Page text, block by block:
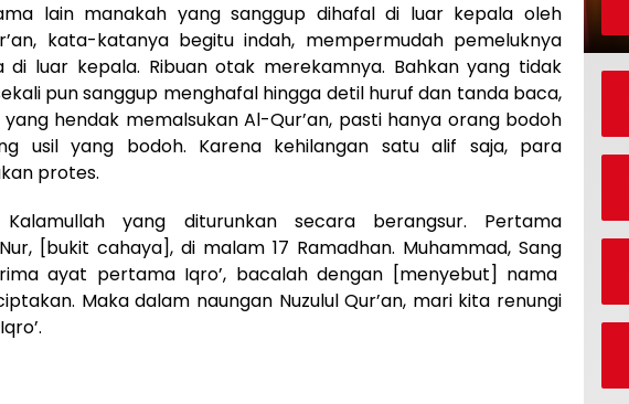
lain manakah yang sanggup dihafal di luar kepala oleh
kata-katanya begitu indah, mempermudah pemeluknya
di luar kepala. Ribuan otak merekamnya. Bahkan yang tidak
pun sanggup menghafal hingga detil huruf dan tanda baca,
hendak memalsukan Al-Qur’an, pasti hanya orang bodoh
usil yang bodoh. Karena kehilangan satu alif saja, para
protes.
Kalamullah yang diturunkan secara berangsur. Pertama
[bukit cahaya], di malam 17 Ramadhan. Muhammad, Sang
ayat pertama Iqro’, bacalah dengan [menyebut] nama
Maka dalam naungan Nuzulul Qur’an, mari kita renungi